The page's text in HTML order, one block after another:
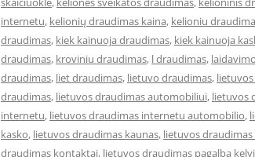
internetu, kelionių draudimas kaina, kelioniu
draudimas, kiek kainuoja draudimas, kiek kainuoja
draudimas, kroviniu draudimas, l draudimas,
draudimas, liet draudimas, lietuvo draudimas,
draudimas, lietuvos draudimas automobiliui, lietuvos
internetu, lietuvos draudimas internetu automobilio,
kasko, lietuvos draudimas kaunas, lietuvos
draudimas kontaktai, lietuvos draudimas pagalba